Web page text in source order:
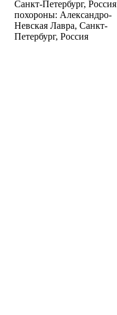
Санкт-Петербург, Россия
похороны: Александро-
Невская Лавра, Санкт-
Петербург, Россия